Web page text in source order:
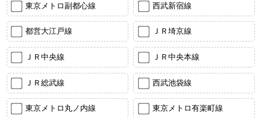
東京メトロ副都心線 西武新宿線
都営大江戸線 ＪＲ埼京線
ＪＲ中央線 ＪＲ中央本線
ＪＲ総武線 西武池袋線
東京メトロ丸ノ内線 東京メトロ有楽町線